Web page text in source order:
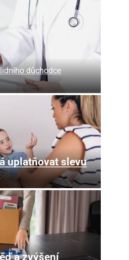
důchodce
uplatňovat slevu
a zvýšení